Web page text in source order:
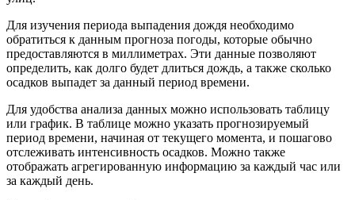
Для изучения периода выпадения дождя необходимо
обратиться к данным прогноза погоды, которые обычно
предоставляются в миллиметрах. Эти данные позволяют
определить, как долго будет длиться дождь, а также сколько
осадков выпадет за данный период времени.
Для удобства анализа данных можно использовать таблицу
или график. В таблице можно указать прогнозируемый
период времени, начиная от текущего момента, и пошагово
отслеживать интенсивность осадков. Можно также
отображать агрегированную информацию за каждый час или
за каждый день.